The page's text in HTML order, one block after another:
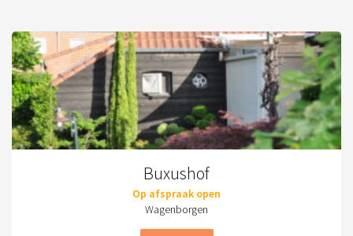
Buxushof
Op afspraak open
Wagenborgen